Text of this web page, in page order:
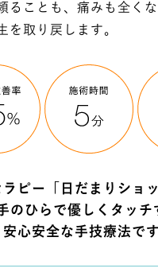
ることも、痛みも全く
を取り戻します。
ピー「日だまりショ
のひらで優しくタッチ
安心安全な手技療法です